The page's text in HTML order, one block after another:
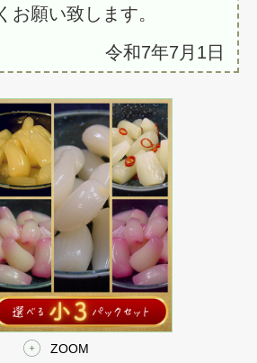
お願い致します。
令和7年7月1日
ZOOM